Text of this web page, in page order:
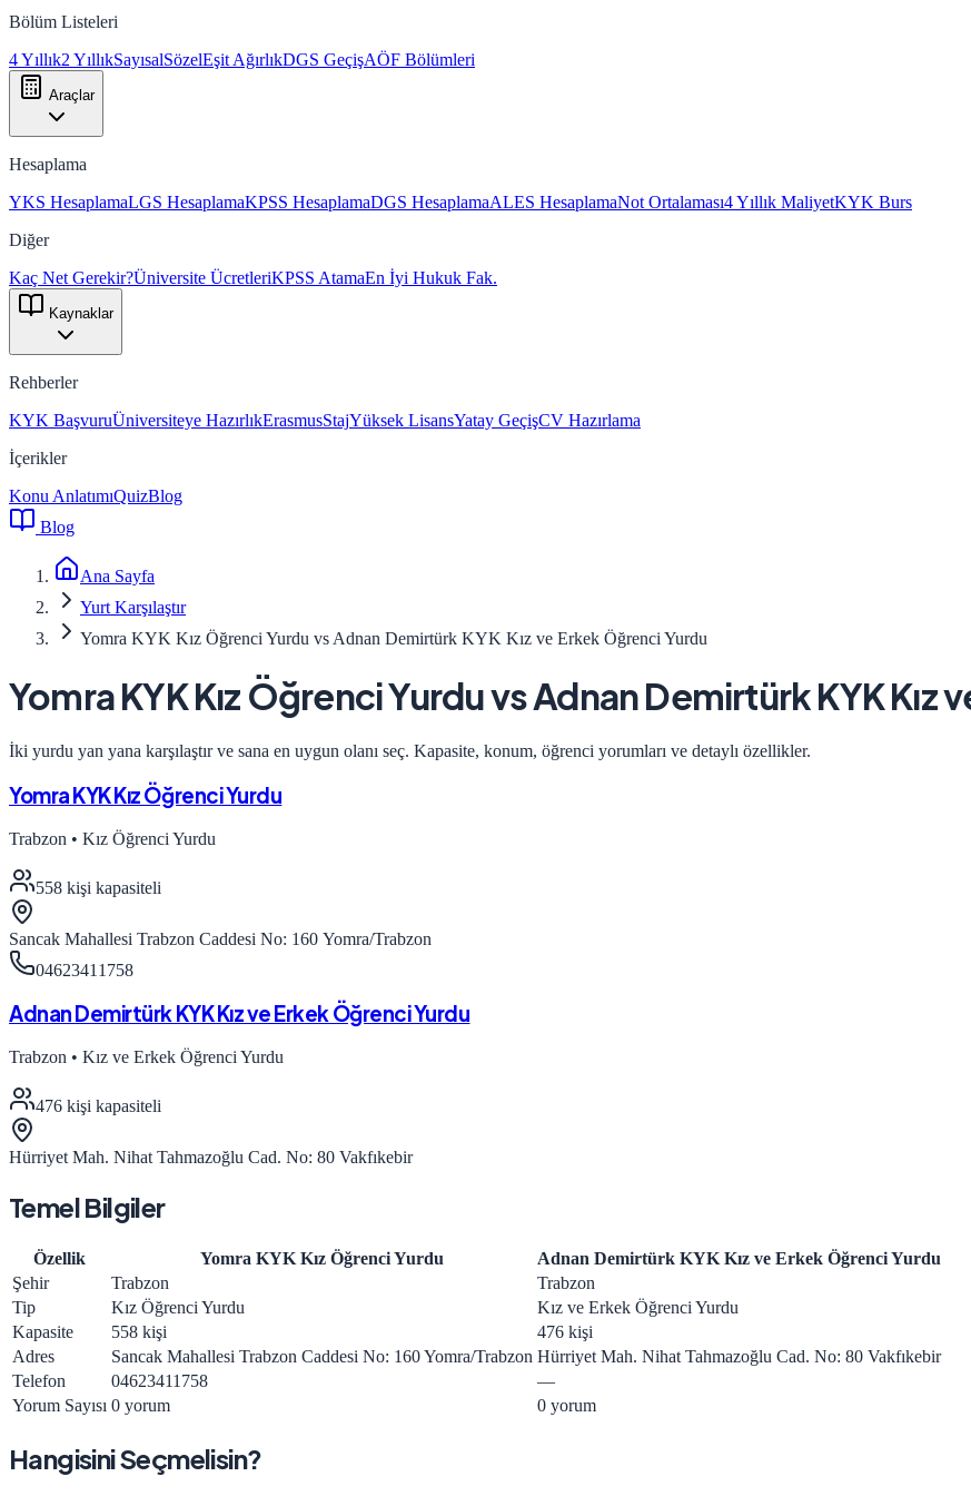
Bölüm Listeleri
4 Yıllık2 YıllıkSayısalSözelEşit AğırlıkDGS GeçişAÖF Bölümleri
Araçlar
Hesaplama
YKS HesaplamaLGS HesaplamaKPSS HesaplamaDGS HesaplamaALES HesaplamaNot Ortalaması4 Yıllık MaliyetKYK Burs
Diğer
Kaç Net Gerekir?Üniversite ÜcretleriKPSS AtamaEn İyi Hukuk Fak.
Kaynaklar
Rehberler
KYK BaşvuruÜniversiteye HazırlıkErasmusStajYüksek LisansYatay GeçişCV Hazırlama
İçerikler
Konu AnlatımıQuizBlog
Blog
Ana Sayfa
Yurt Karşılaştır
Yomra KYK Kız Öğrenci Yurdu vs Adnan Demirtürk KYK Kız ve Erkek Öğrenci Yurdu
Yomra KYK Kız Öğrenci YurduvsAdnan Demirtürk KYK Kız
İki yurdu yan yana karşılaştır ve sana en uygun olanı seç. Kapasite, konum, öğrenci yorumları ve detaylı özellikler.
Yomra KYK Kız Öğrenci Yurdu
Trabzon • Kız Öğrenci Yurdu
558 kişi kapasiteli
Sancak Mahallesi Trabzon Caddesi No: 160 Yomra/Trabzon
04623411758
Adnan Demirtürk KYK Kız ve Erkek Öğrenci Yurdu
Trabzon • Kız ve Erkek Öğrenci Yurdu
476 kişi kapasiteli
Hürriyet Mah. Nihat Tahmazoğlu Cad. No: 80 Vakfıkebir
Temel Bilgiler
Özellik Yomra KYK Kız Öğrenci Yurdu
Adnan Demirtürk KYK Kız ve Erkek Öğrenci Yurdu
Şehir
Trabzon
Trabzon
Tip
Kız Öğrenci Yurdu
Kız ve Erkek Öğrenci Yurdu
Kapasite
558 kişi
476 kişi
Adres
Sancak Mahallesi Trabzon Caddesi No: 160 Yomra/Trabzon Hürriyet Mah. Nihat Tahmazoğlu Cad. No: 80 Vakfıkebir
Telefon
04623411758
—
Yorum Sayısı 0 yorum 0 yorum
Hangisini Seçmelisin?